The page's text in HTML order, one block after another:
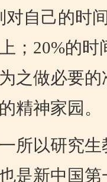
对自己的时
；20%的
之做必要
精神家园。
以研究生
是新中国